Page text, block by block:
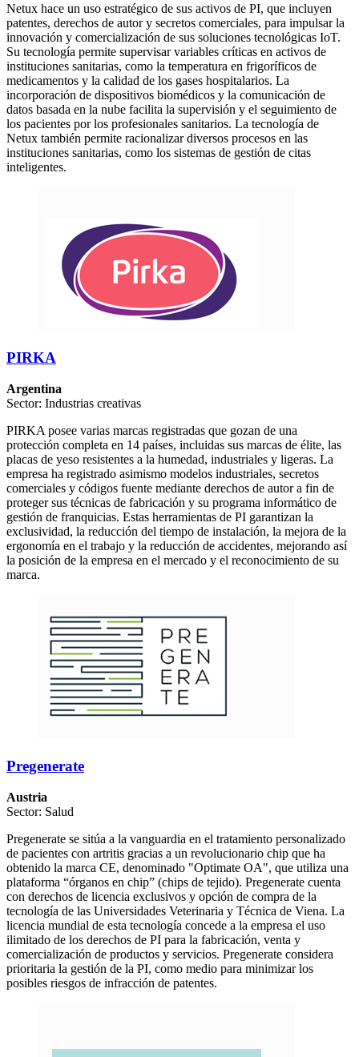
Netux hace un uso estratégico de sus activos de PI, que incluyen
patentes, derechos de autor y secretos comerciales, para impulsar la
innovación y comercialización de sus soluciones tecnológicas IoT.
Su tecnología permite supervisar variables críticas en activos de
instituciones sanitarias, como la temperatura en frigoríficos de
medicamentos y la calidad de los gases hospitalarios. La
incorporación de dispositivos biomédicos y la comunicación de
datos basada en la nube facilita la supervisión y el seguimiento de
los pacientes por los profesionales sanitarios. La tecnología de
Netux también permite racionalizar diversos procesos en las
instituciones sanitarias, como los sistemas de gestión de citas
inteligentes.
PIRKA
Argentina
Sector: Industrias creativas
PIRKA posee varias marcas registradas que gozan de una
protección completa en 14 países, incluidas sus marcas de élite, las
placas de yeso resistentes a la humedad, industriales y ligeras. La
empresa ha registrado asimismo modelos industriales, secretos
comerciales y códigos fuente mediante derechos de autor a fin de
proteger sus técnicas de fabricación y su programa informático de
gestión de franquicias. Estas herramientas de PI garantizan la
exclusividad, la reducción del tiempo de instalación, la mejora de la
ergonomía en el trabajo y la reducción de accidentes, mejorando así
la posición de la empresa en el mercado y el reconocimiento de su
marca.
Pregenerate
Austria
Sector: Salud
Pregenerate se sitúa a la vanguardia en el tratamiento personalizado
de pacientes con artritis gracias a un revolucionario chip que ha
obtenido la marca CE, denominado "Optimate OA", que utiliza una
plataforma “órganos en chip” (chips de tejido). Pregenerate cuenta
con derechos de licencia exclusivos y opción de compra de la
tecnología de las Universidades Veterinaria y Técnica de Viena. La
licencia mundial de esta tecnología concede a la empresa el uso
ilimitado de los derechos de PI para la fabricación, venta y
comercialización de productos y servicios. Pregenerate considera
prioritaria la gestión de la PI, como medio para minimizar los
posibles riesgos de infracción de patentes.